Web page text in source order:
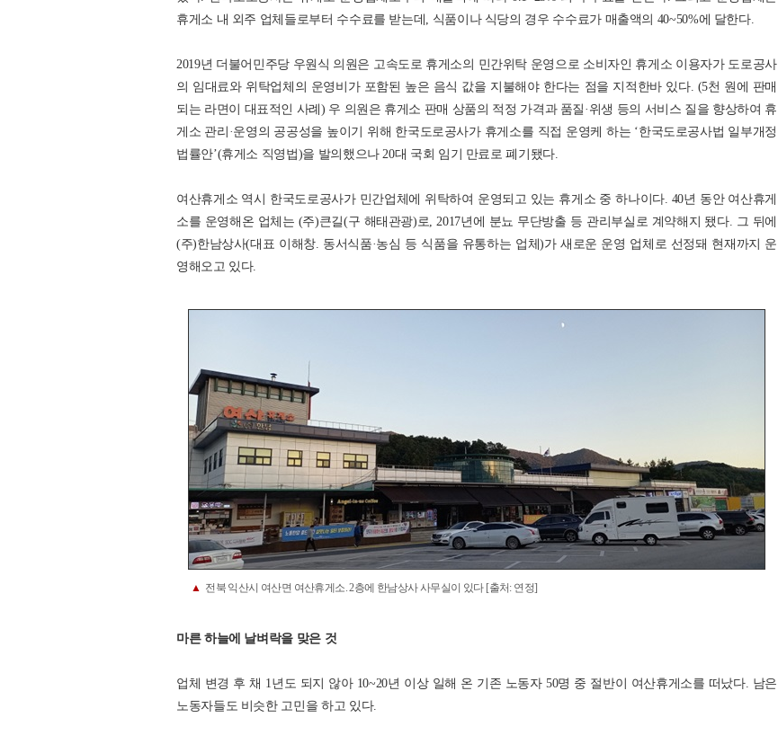
휴게소 내 외주 업체들로부터 수수료를 받는데, 식품이나 식당의 경우 수수료가 매출액의 40~50%에 달한다.
2019년 더불어민주당 우원식 의원은 고속도로 휴게소의 민간위탁 운영으로 소비자인 휴게소 이용자가 도로공사
의 임대료와 위탁업체의 운영비가 포함된 높은 음식 값을 지불해야 한다는 점을 지적한바 있다. (5천 원에 판매
되는 라면이 대표적인 사례) 우 의원은 휴게소 판매 상품의 적정 가격과 품질·위생 등의 서비스 질을 향상하여 휴
게소 관리·운영의 공공성을 높이기 위해 한국도로공사가 휴게소를 직접 운영케 하는 ‘한국도로공사법 일부개정
법률안’(휴게소 직영법)을 발의했으나 20대 국회 임기 만료로 폐기됐다.
여산휴게소 역시 한국도로공사가 민간업체에 위탁하여 운영되고 있는 휴게소 중 하나이다. 40년 동안 여산휴게
소를 운영해온 업체는 (주)큰길(구 해태관광)로, 2017년에 분뇨 무단방출 등 관리부실로 계약해지 됐다. 그 뒤에
(주)한남상사(대표 이해창. 동서식품·농심 등 식품을 유통하는 업체)가 새로운 운영 업체로 선정돼 현재까지 운
영해오고 있다.
▲ 전북 익산시 여산면 여산휴게소. 2층에 한남상사 사무실이 있다 [출처: 연정]
마른 하늘에 날벼락을 맞은 것
업체 변경 후 채 1년도 되지 않아 10~20년 이상 일해 온 기존 노동자 50명 중 절반이 여산휴게소를 떠났다. 남은
노동자들도 비슷한 고민을 하고 있다.